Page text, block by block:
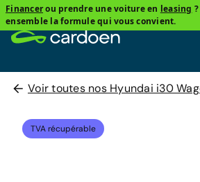
Financerou prendre une voiture en leasing
ensemble la formule qui vous convient.
Voir toutes nos Hyundai i30
TVA récupérable